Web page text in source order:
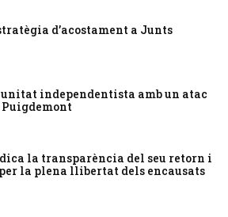
d’acostament a Junts
independentista amb un atac
la transparència del seu retorn i
la plena llibertat dels encausats